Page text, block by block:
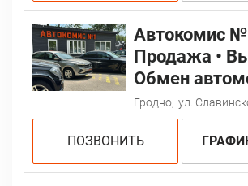
Автокомис
Продажа •
Обмен
Гродно, ул.
ПОЗВОНИТЬ